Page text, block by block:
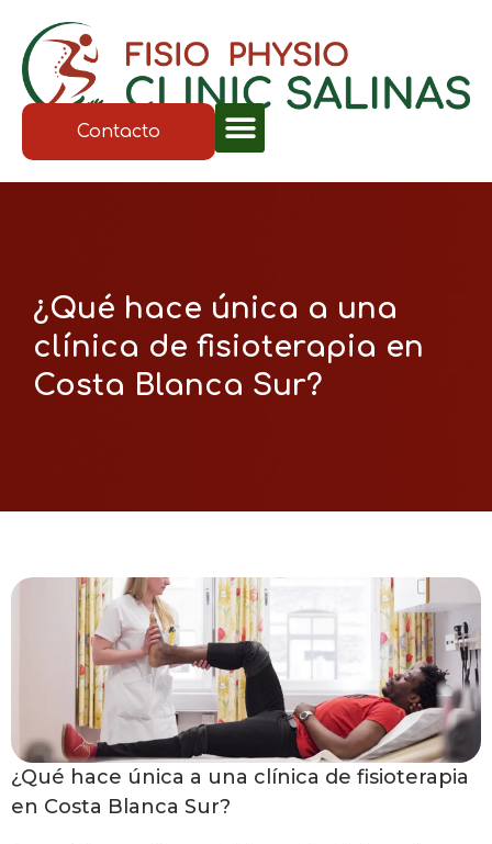
Contacto
¿Qué hace única a una
clínica de fisioterapia en
Costa Blanca Sur?
¿Qué hace única a una clínica de fisioterapia
en Costa Blanca Sur?